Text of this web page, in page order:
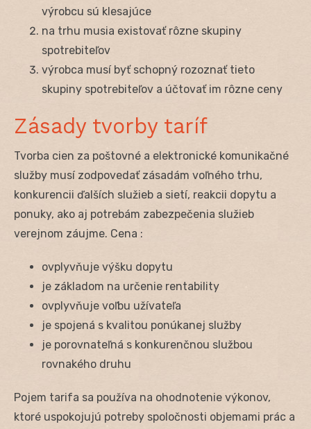
výrobcu sú klesajúce
na trhu musia existovať rôzne skupiny
spotrebiteľov
výrobca musí byť schopný rozoznať tieto
skupiny spotrebiteľov a účtovať im rôzne ceny
Zásady tvorby taríf
Tvorba cien za poštovné a elektronické komunikačné
služby musí zodpovedať zásadám voľného trhu,
konkurencii ďalších služieb a sietí, reakcii dopytu a
ponuky, ako aj potrebám zabezpečenia služieb
verejnom záujme. Cena :
ovplyvňuje výšku dopytu
je základom na určenie rentability
ovplyvňuje voľbu užívateľa
je spojená s kvalitou ponúkanej služby
je porovnateľná s konkurenčnou službou
rovnakého druhu
Pojem tarifa sa používa na ohodnotenie výkonov,
ktoré uspokojujú potreby spoločnosti objemami prác a